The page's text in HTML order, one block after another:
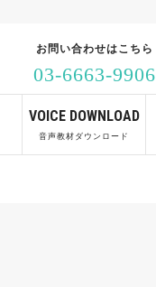
お問い合わせはこちら
03-6663-9906
VOICE DOWNLOAD
音声教材ダウンロード